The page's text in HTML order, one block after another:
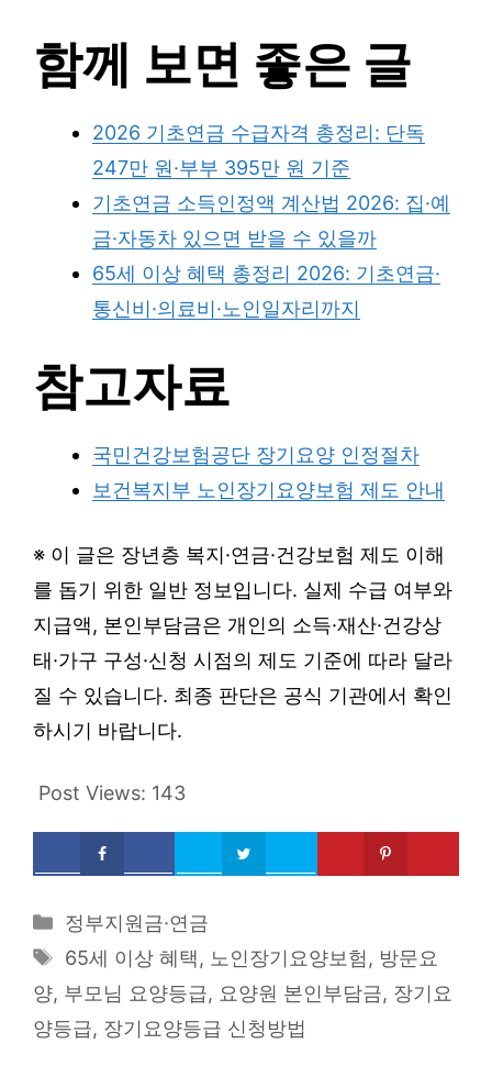
함께 보면 좋은 글
2026 기초연금 수급자격 총정리: 단독
247만 원·부부 395만 원 기준
기초연금 소득인정액 계산법 2026: 집·예
금·자동차 있으면 받을 수 있을까
65세 이상 혜택 총정리 2026: 기초연금·
통신비·의료비·노인일자리까지
참고자료
국민건강보험공단 장기요양 인정절차
보건복지부 노인장기요양보험 제도 안내
※ 이 글은 장년층 복지·연금·건강보험 제도 이해
를 돕기 위한 일반 정보입니다. 실제 수급 여부와
지급액, 본인부담금은 개인의 소득·재산·건강상
태·가구 구성·신청 시점의 제도 기준에 따라 달라
질 수 있습니다. 최종 판단은 공식 기관에서 확인
하시기 바랍니다.
Post Views: 143
Categories
정부지원금·연금
Tags
65세 이상 혜택, 노인장기요양보험, 방문요
양, 부모님 요양등급, 요양원 본인부담금, 장기요
양등급, 장기요양등급 신청방법